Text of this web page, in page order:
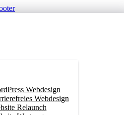
Webdesign
Webdesign
Relaunch